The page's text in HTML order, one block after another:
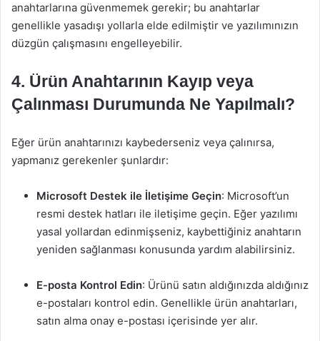
anahtarlarına güvenmemek gerekir; bu anahtarlar
genellikle yasadışı yollarla elde edilmiştir ve yazılımınızın
düzgün çalışmasını engelleyebilir.
4. Ürün Anahtarının Kayıp veya
Çalınması Durumunda Ne Yapılmalı?
Eğer ürün anahtarınızı kaybederseniz veya çalınırsa,
yapmanız gerekenler şunlardır:
Microsoft Destek ile İletişime Geçin: Microsoft’un
resmi destek hatları ile iletişime geçin. Eğer yazılımı
yasal yollardan edinmişseniz, kaybettiğiniz anahtarın
yeniden sağlanması konusunda yardım alabilirsiniz.
E-posta Kontrol Edin: Ürünü satın aldığınızda aldığınız
e-postaları kontrol edin. Genellikle ürün anahtarları,
satın alma onay e-postası içerisinde yer alır.